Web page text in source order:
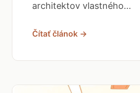
architektov vlastného...
Čítať článok →